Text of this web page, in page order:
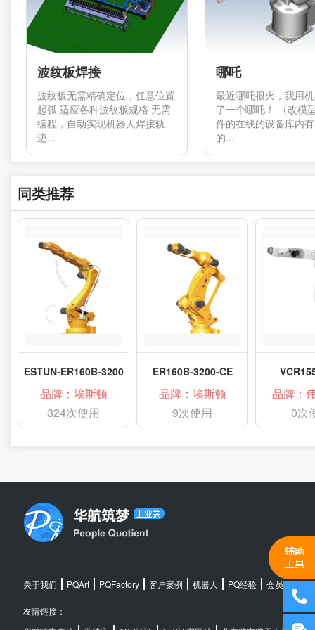
波纹板焊接
波纹板无需精确定位，任意位置
起弧 适应各种波纹板规格 无需
编程，自动实现机器人焊接轨
迹...
哪吒
最近哪吒很火，我用
了一个哪吒！ （改模
件的在线的设备库内
的...
同类推荐
ESTUN-ER160B-3200
品牌：埃斯顿
324次使用
ER160B-3200-CE
品牌：埃斯顿
9次使用
品牌：
0次
关于我们 PQArt PQFactory 客户案例 机器人 PQ经验 会员中心
友情链接：